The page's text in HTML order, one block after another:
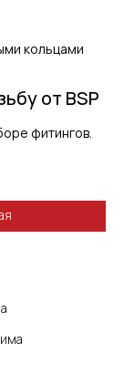
кольцами
от BSP
фитингов.